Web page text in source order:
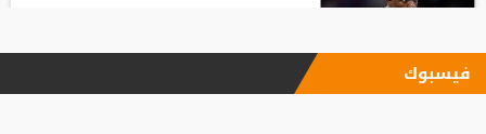
بعد رفض السعودية.. نادٍ فرنسي يتوصل
فيسبوك